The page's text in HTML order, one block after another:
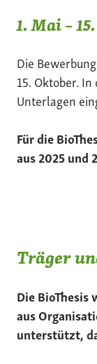
1. Mai –
Die
15. Oktober.
Unterlagen
Für die
aus 2025 und
Träger
Die
aus
unterstützt,